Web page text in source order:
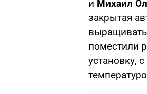
и Михаил
закрытая
поместили
установку,